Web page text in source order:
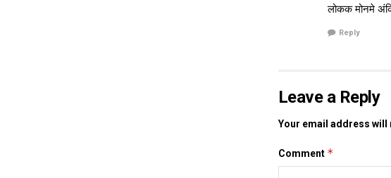
लोकक मोनमे
Reply
Leave a Reply
Your email address will
Comment *